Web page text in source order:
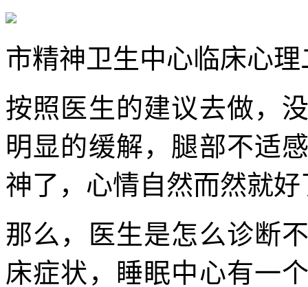
市精神卫生中心临床心
按照医生的建议去做，
明显的缓解，腿部不适
神了，心情自然而然就好
那么，医生是怎么诊断
床症状，睡眠中心有一